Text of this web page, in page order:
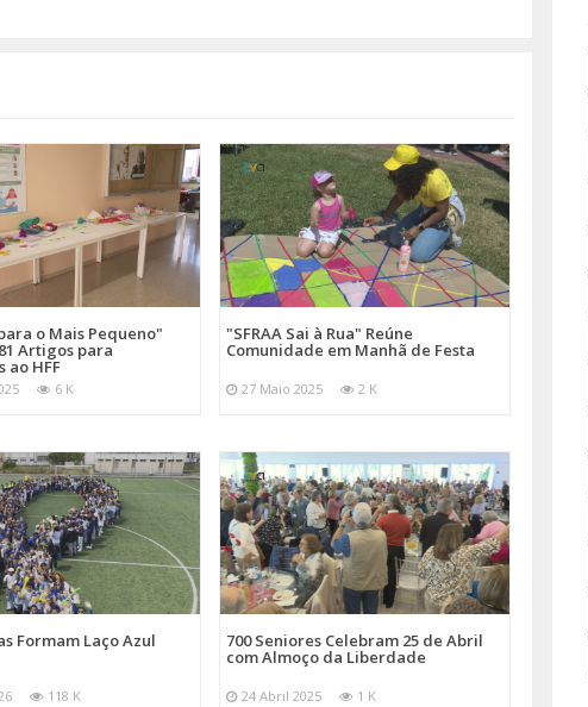
o Mais Pequeno"
Artigos para
ao HFF
6 K
"SFRAA Sai à Rua" Reúne
Comunidade em Manhã de Festa
27 Maio 2025 2 K
Formam Laço Azul
118 K
700 Seniores Celebram 25 de Abril
com Almoço da Liberdade
24 Abril 2025 1 K